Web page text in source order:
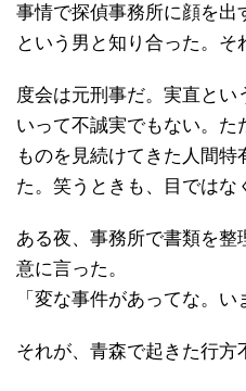
事情で探偵事務所に顔を出
という男と知り合った。そ
度会は元刑事だ。実直とい
いって不誠実でもない。た
ものを見続けてきた人間
た。笑うときも、目ではな
ある夜、事務所で書類を整
意に言った。
「変な事件があってな。い
それが、青森で起きた行方